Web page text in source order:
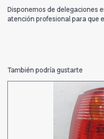
Disponemos de delegaciones
atención profesional para que
También podría gustarte